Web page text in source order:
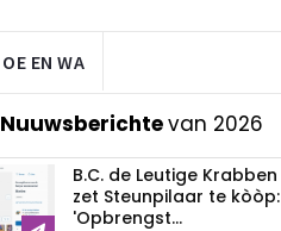
OE EN WA
Nuuwsberichtevan 2026
B.C. de Leutige Krabben
zet Steunpilaar te kòòp:
'Opbrengst...